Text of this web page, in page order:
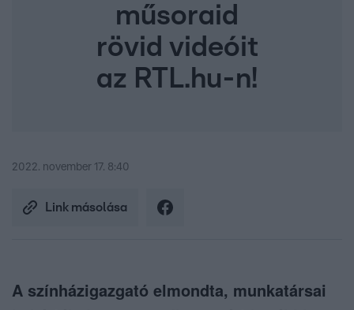
műsoraid
rövid videóit
az RTL.hu-n!
2022. november 17. 8:40
Link másolása
A színházigazgató elmondta, munkatársai